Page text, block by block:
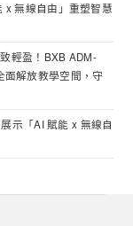
x 無線自由」重塑智慧
輕盈！BXB ADM-
解放教學空間，守
示「AI 賦能 x 無線自